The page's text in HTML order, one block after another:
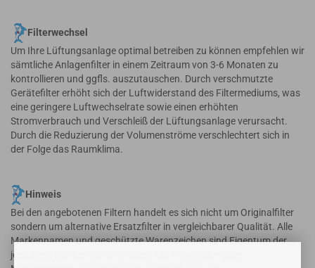
Filterwechsel
Um Ihre Lüftungsanlage optimal betreiben zu können empfehlen wir
sämtliche Anlagenfilter in einem Zeitraum von 3-6 Monaten zu
kontrollieren und ggfls. auszutauschen. Durch verschmutzte
Gerätefilter erhöht sich der Luftwiderstand des Filtermediums, was
eine geringere Luftwechselrate sowie einen erhöhten
Stromverbrauch und Verschleiß der Lüftungsanlage verursacht.
Durch die Reduzierung der Volumenströme verschlechtert sich in
der Folge das Raumklima.
Hinweis
Bei den angebotenen Filtern handelt es sich nicht um Originalfilter
sondern um alternative Ersatzfilter in vergleichbarer Qualität. Alle
Markennamen und geschützte Warenzeichen sind Eigentum der
jeweiligen Markennameninhaber. Die Verwendung der